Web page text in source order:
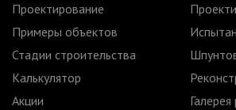
Проектирование
Примеры объектов
Стадии строительства
Калькулятор
Акции